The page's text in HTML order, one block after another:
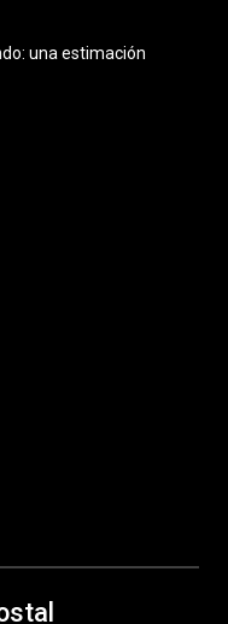
una estimación